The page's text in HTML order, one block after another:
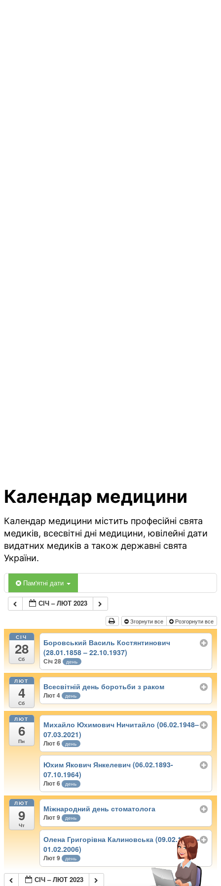
Календар медицини
Календар медицини містить професійні свята
медиків, всесвітні дні медицини, ювілейні дати
видатних медиків а також державні свята
України.
Пам'ятні дати
СІЧ – ЛЮТ 2023
Згорнути все Розгорнути все
СІЧ
28
Сб
Боровський Василь Костянтинович
(28.01.1858 – 22.10.1937)
Січ 28 день
ЛЮТ
4
Сб
Всесвітній день боротьби з раком
Лют 4 день
ЛЮТ
6
Пн
Михайло Юхимович Ничитайло (06.02.1948–
07.03.2021)
Лют 6 день
Юхим Якович Янкелевич (06.02.1893-
07.10.1964)
Лют 6 день
ЛЮТ
9
Чт
Міжнародний день стоматолога
Лют 9 день
Олена Григорівна Калиновська (09.02.1923 –
01.02.2006)
Лют 9 день
СІЧ – ЛЮТ 2023